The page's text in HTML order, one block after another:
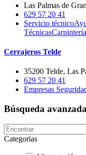
Las Palmas de
629 57 20 41
Servicio técnico
Técnicas
Cerrajeros Telde
35200 Telde, Las
629 57 20 41
Empresas
Búsqueda avanzada
Categorias